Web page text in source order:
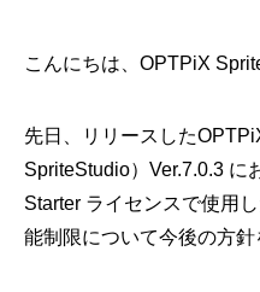
こんにちは、OPTPiX
先日、リリースした
SpriteStudio）Ver.7.0.3 に
Starter ライセンスで使用
能制限について今後の方針